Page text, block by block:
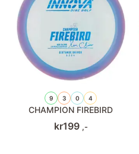
9 3 0 4
CHAMPION FIREBIRD
kr199 ,-